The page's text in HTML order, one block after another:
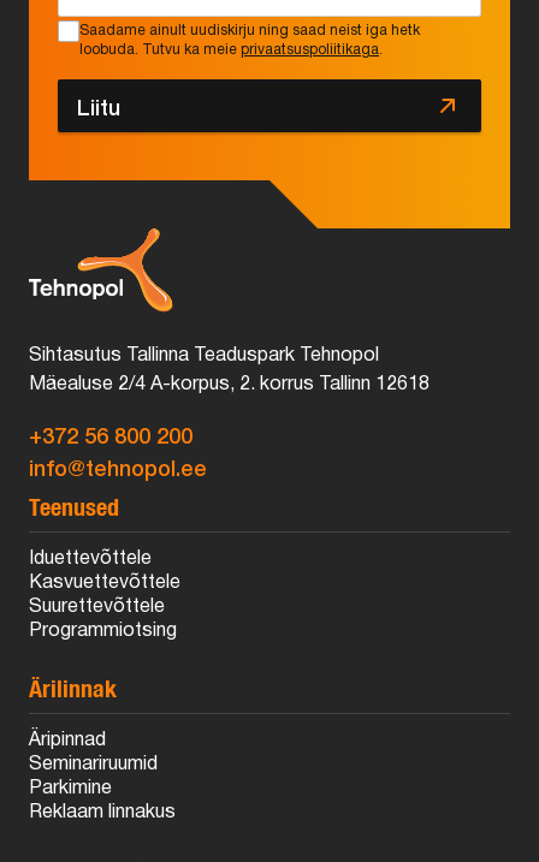
Saadame ainult uudiskirju ning saad neist iga hetk
loobuda. Tutvu ka meieprivaatsuspoliitikaga.
Liitu
Sihtasutus Tallinna Teaduspark Tehnopol
Mäealuse 2/4 A-korpus, 2. korrus Tallinn 12618
+372 56 800 200
info@tehnopol.ee
Teenused
Iduettevõttele
Kasvuettevõttele
Suurettevõttele
Programmiotsing
Ärilinnak
Äripinnad
Seminariruumid
Parkimine
Reklaam linnakus